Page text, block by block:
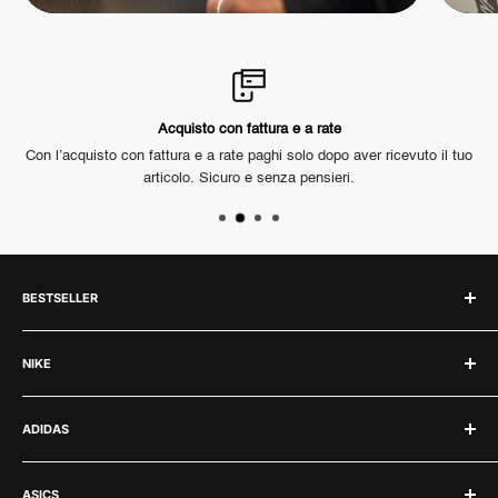
Acquisto con fattura e a rate
Con l’acquisto con fattura e a rate paghi solo dopo aver ricevuto il tuo
articolo. Sicuro e senza pensieri.
BESTSELLER
Labubu
Jordan 1
Jordan 4
Jordan 3
Adidas Samba
Asics Gel 1130
NIKE
Nike
Air Force 1
Nike Dunk
Nike Air Max
ADIDAS
Adidas
ASICS